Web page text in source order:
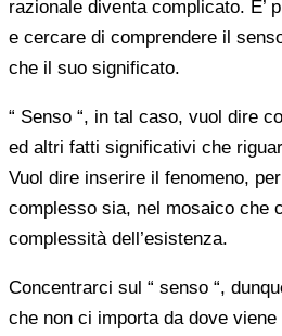
razionale diventa complicato. E’
e cercare di comprendere il
che il suo significato.
“ Senso “, in tal caso, vuol dire
ed altri fatti significativi che
Vuol dire inserire il fenomeno,
complesso sia, nel mosaico che
complessità dell’esistenza.
Concentrarci sul “ senso “,
che non ci importa da dove